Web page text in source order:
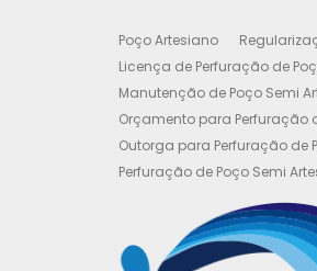
Poço Artesiano
Licença de Perfuração de
Manutenção de Poço Semi
Orçamento para Perfuração
Outorga para Perfuração de
Perfuração de Poço Semi
Perfuração e Construção de
Poço Artesiano Valor Metro
Outorgas e Licenças de